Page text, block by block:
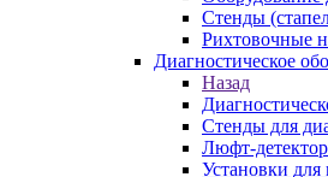
Стенды
Рихтовочные
Диагностическое
Назад
Стенды для
Люфт-
Установки